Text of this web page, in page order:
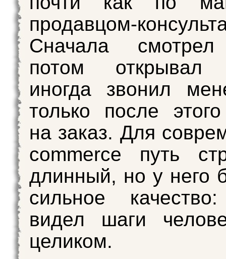
продавцом-
Сначала смотрел
потом открывал
иногда звонил
только после
на заказ. Для
commerce путь
длинный, но у него
сильное
видел шаги
целиком.